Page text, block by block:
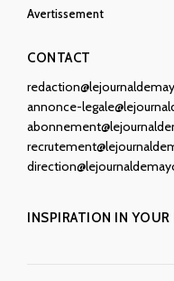
Avertissement
CONTACT
annonce-
INSPIRATION IN YOUR